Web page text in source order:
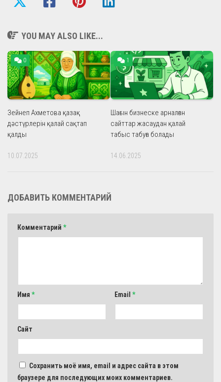
YOU MAY ALSO LIKE...
0
Зейнеп Ахметова қазақ
дәстүрлерін қалай сақтап
қалды
10.07.2025
1
Шағын бизнеске арналған
сайттар жасаудан қалай
табыс табуға болады
14.06.2025
ДОБАВИТЬ КОММЕНТАРИЙ
Комментарий *
Имя * Email *
Сайт
Сохранить моё имя, email и адрес сайта в этом
браузере для последующих моих комментариев.